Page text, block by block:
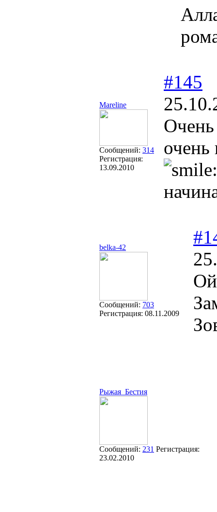
Mareline
Сообщений: 314
Регистрация:
13.09.2010
#145
Очень
очень
belka-42
Сообщений: 703
Регистрация: 08.11.2009
Рыжая_Бестия
Сообщений: 231 Регистрация:
23.02.2010